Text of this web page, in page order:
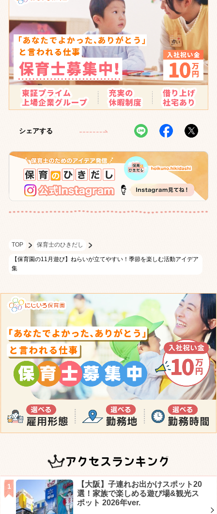
シェアする
TOP 保育士のひきだし
【保育園の11月遊び】ねらいが立てやすい！季節を楽しむ活動アイデア
集
アクセスランキング
【大阪】子連れお出かけスポット20
選！家族で楽しめる遊び場&観光ス
ポット 2026年ver.